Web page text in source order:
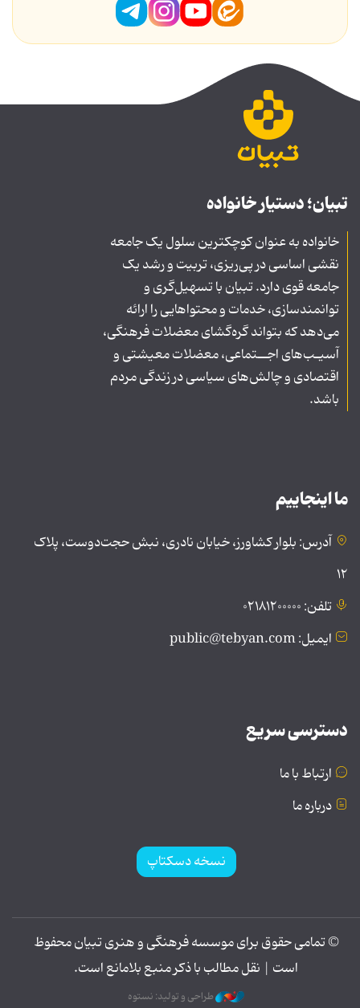
تبیان؛ دستیار خانواده
خانواده به عنوان کوچکترین سلول یک جامعه
نقشی اساسی در پی‌ریزی، تربیت و رشد یک
جامعه قوی دارد. تبیان با تسهیل‌گری و
توانمندسازی، خدمات و محتواهایی را ارائه
می‌دهد که بتواند گره‌گشای معضلات فرهنگی،
آسیـب‌های اجــتماعی، معضلات معیشتی و
اقتصادی و چالش‌های سیاسی در زندگی مردم
باشد.
ما اینجاییم
آدرس: بلوار کشاورز، خیابان نادری، نبش حجت‌دوست، پلاک
۱۲
تلفن: ۰۲۱۸۱۲۰۰۰۰۰
ایمیل: public@tebyan.com
دسترسی سریع
ارتباط با ما
درباره ما
نسخه دسکتاپ
© تمامی حقوق برای موسسه فرهنگی و هنری تبیان محفوظ
است | نقل مطالب با ذکر منبع بلامانع است.
طراحی و تولید: نستوه